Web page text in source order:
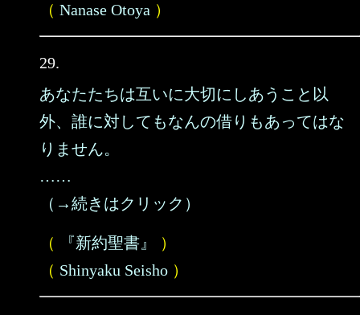
（ Nanase Otoya ）
29.
あなたたちは互いに大切にしあうこと以
外、誰に対してもなんの借りもあってはな
りません。
……
（→続きはクリック）
（ 『新約聖書』
）
（ Shinyaku Seisho ）